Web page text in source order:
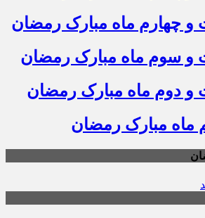
و چهارم ماه مبارک رمضان
و سوم ماه مبارک رمضان
و دوم ماه مبارک رمضان
ماه مبارک رمضان